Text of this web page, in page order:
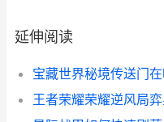
延伸阅读